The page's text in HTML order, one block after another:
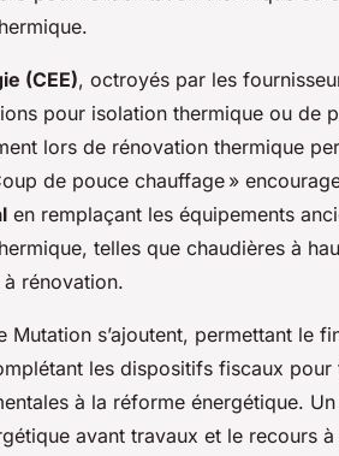
(CEE), octroyés par les
pour isolation thermique ou de
lors de rénovation thermique
de pouce chauffage »
en remplaçant les équipements
telles que chaudières à
rénovation.
Mutation s’ajoutent, permettant le
les dispositifs fiscaux pour
à la réforme énergétique.
avant travaux et le recours